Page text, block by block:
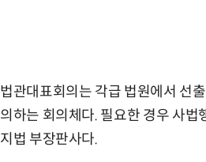
법관대표회의는 각급 법원에서 선
의하는 회의체다. 필요한 경우 사
지법 부장판사다.